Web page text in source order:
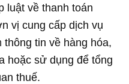
luật về thanh toán
vị cung cấp dịch vụ
thông tin về hàng hóa,
hoặc sử dụng để tổng
thuế.